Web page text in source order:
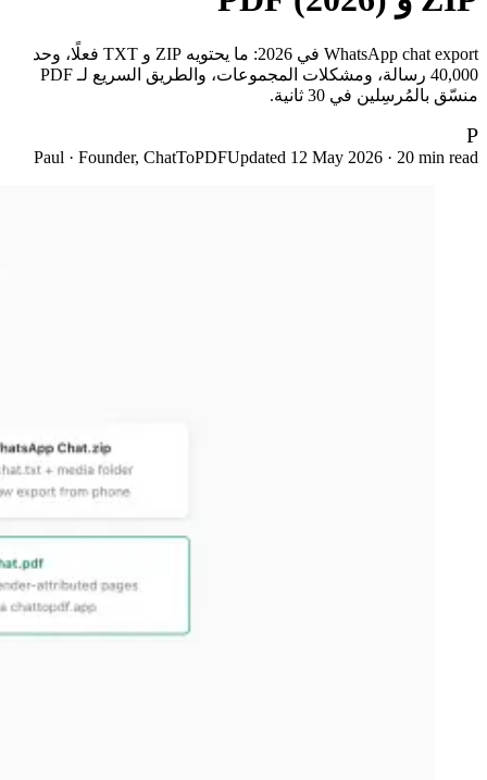
WhatsApp chat export في 2026: ما يحتويه ZIP و TXT فعلًا، وحد
40,000 رسالة، ومشكلات المجموعات، والطريق السريع لـ PDF
منسّق بالمُرسِلين في 30 ثانية.
P
Paul · Founder, ChatToPDFUpdated 12 May 2026 · 20 min read